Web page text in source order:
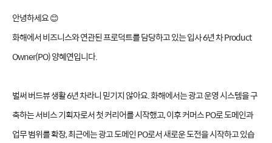
안녕하세요 😊
화해에서 비즈니스와 연관된 프로덕트를 담당하고 있는 입사 6년 차 Product
Owner(PO) 양혜연입니다.
벌써 버드뷰 생활 6년 차라니 믿기지 않아요. 화해에서는 광고 운영 시스템을 구
축하는 서비스 기획자로서 첫 커리어를 시작했고, 이후 커머스 PO로 도메인과
업무 범위를 확장, 최근에는 광고 도메인 PO로서 새로운 도전을 시작하고 있습